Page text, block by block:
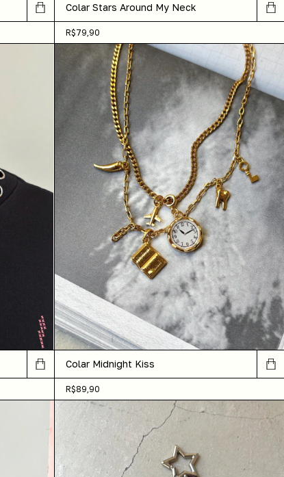
Colar Stars Around My Neck
R$79,90
Colar Midnight Kiss
R$89,90